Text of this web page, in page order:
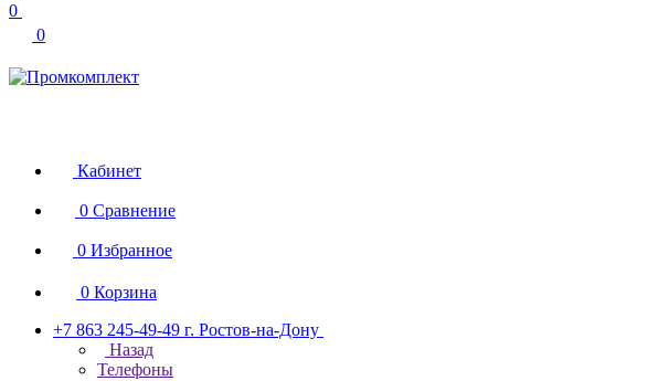
0
0
Кабинет
0 Сравнение
0 Избранное
0 Корзина
+7 863 245-49-49 г. Ростов-на-Дону
Назад
Телефоны